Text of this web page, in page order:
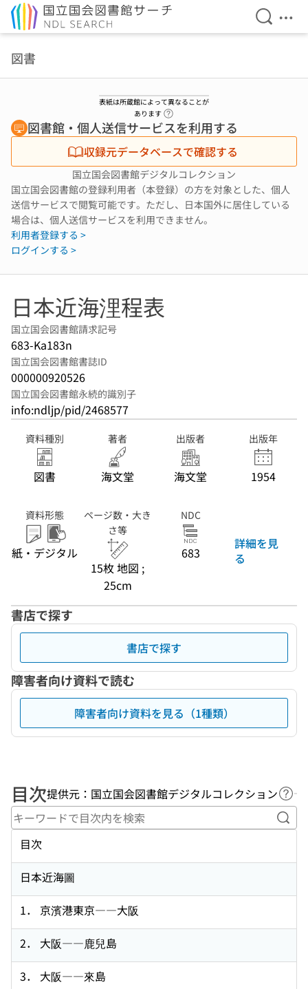
検索を
メ
図書
表紙は所蔵館によって異なることが
あります
図書館・個人送信サービスを利用する
収録元データベースで確認する
国立国会図書館デジタルコレクション
国立国会図書館の登録利用者（本登録）の方を対象とした、個人
送信サービスで閲覧可能です。ただし、日本国外に居住している
場合は、個人送信サービスを利用できません。
利用者登録する >
ログインする >
日本近海浬程表
国立国会図書館請求記号
683-Ka183n
国立国会図書館書誌ID
000000920526
国立国会図書館永続的識別子
info:ndljp/pid/2468577
資料種別
図書
著者
海文堂
出版者
海文堂
出版年
1954
資料形態
紙・デジタル
ページ数・大き
さ等
15枚 地図 ;
25cm
NDC
683
詳細を見
る
書店で探す
書店で探す
障害者向け資料で読む
障害者向け資料を見る（1種類）
目次提供元：国立国会図書館デジタルコレクション ヘ
キ
目次
日本近海圖
1． 京濱港東京――大阪
2． 大阪――鹿兒島
3． 大阪――來島